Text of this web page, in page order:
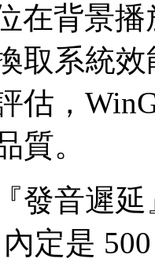
在背景
取系統
估，
質。
發音遲
定是